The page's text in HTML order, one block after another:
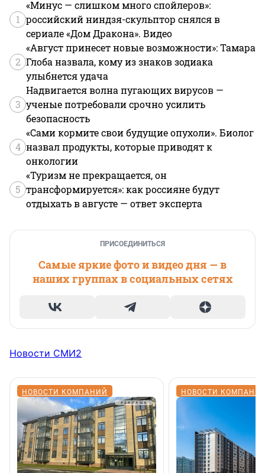
1
«Минус — слишком много спойлеров»:
российский ниндзя-скульптор снялся в
сериале «Дом Дракона». Видео
2
«Август принесет новые возможности»: Тамара
Глоба назвала, кому из знаков зодиака
улыбнется удача
3
Надвигается волна пугающих вирусов —
ученые потребовали срочно усилить
безопасность
4
«Сами кормите свои будущие опухоли». Биолог
назвал продукты, которые приводят к
онкологии
5
«Туризм не прекращается, он
трансформируется»: как россияне будут
отдыхать в августе — ответ эксперта
ПРИСОЕДИНИТЬСЯ
Самые яркие фото и видео дня — в
наших группах в социальных сетях
Новости СМИ2
НОВОСТИ КОМПАНИЙ НОВОСТИ